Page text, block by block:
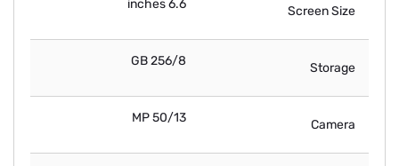
Screen Size
6.6 inches
Storage
256/8 GB
Camera
50/13 MP